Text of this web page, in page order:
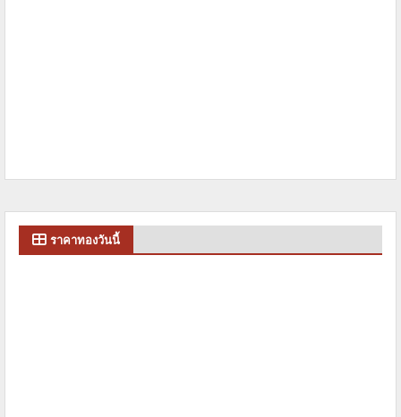
ราคาทองวันนี้